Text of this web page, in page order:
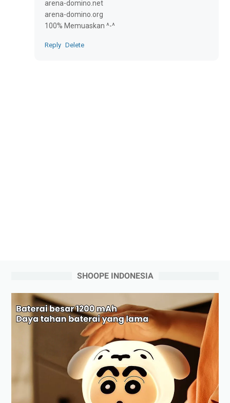
arena-domino.net
arena-domino.org
100% Memuaskan ^-^
Reply Delete
SHOOPE INDONESIA